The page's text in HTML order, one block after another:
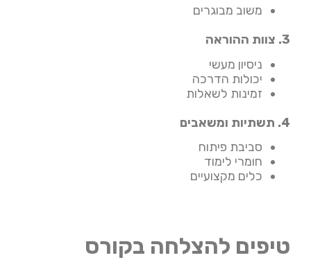
משוב מבוגרים
3. צוות ההוראה
ניסיון מעשי
יכולות הדרכה
זמינות לשאלות
4. תשתיות ומשאבים
סביבת פיתוח
חומרי לימוד
כלים מקצועיים
טיפים להצלחה בקורס